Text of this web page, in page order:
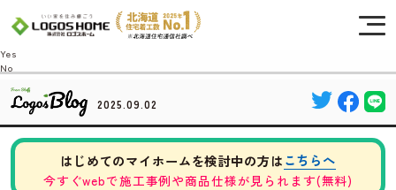
2025.09.02
はじめてのマイホームを検討中の方はこちらへ
今すぐwebで施工事例や商品仕様が見られます(無料)
Cookie を使用して、お客様の活動を追跡してもよろしいですか? 当社ではお客様の
プライバシーを極めて重視しています。詳細について、およびご質問がある場合
は、当社のプライバシーポリシーをご覧ください。
Yes
No